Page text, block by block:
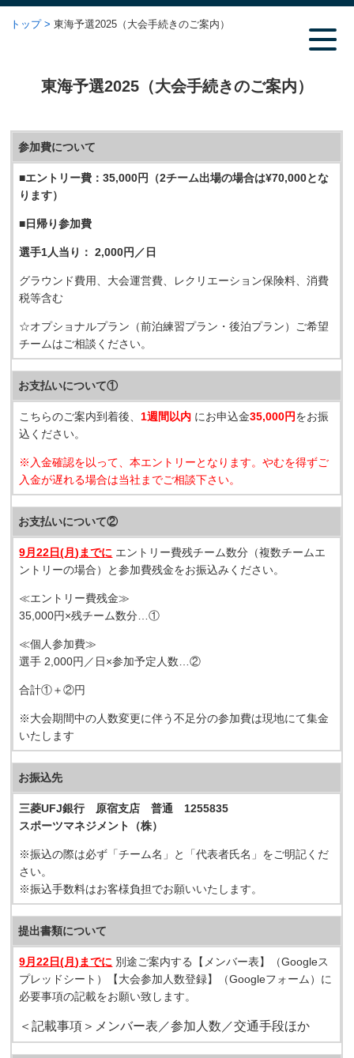
トップ 東海予選2025（大会手続きのご案内）
東海予選2025（大会手続きのご案内）
参加費について
■エントリー費：35,000円（2チーム出場の場合は¥70,000とな
ります）
■日帰り参加費
選手1人当り： 2,000円／日
グラウンド費用、大会運営費、レクリエーション保険料、消費
税等含む
☆オプショナルプラン（前泊練習プラン・後泊プラン）ご希望
チームはご相談ください。
お支払いについて①
こちらのご案内到着後、 1週間以内 にお申込金35,000円をお振
込ください。
※入金確認を以って、本エントリーとなります。やむを得ずご
入金が遅れる場合は当社までご相談下さい。
お支払いについて②
9月22日(月)までに エントリー費残チーム数分（複数チームエ
ントリーの場合）と参加費残金をお振込みください。
≪エントリー費残金≫
35,000円×残チーム数分…①
≪個人参加費≫
選手 2,000円／日×参加予定人数…②
合計①＋②円
※大会期間中の人数変更に伴う不足分の参加費は現地にて集金
いたします
お振込先
三菱UFJ銀行 原宿支店 普通 1255835
スポーツマネジメント（株）
※振込の際は必ず「チーム名」と「代表者氏名」をご明記くだ
さい。
※振込手数料はお客様負担でお願いいたします。
提出書類について
9月22日(月)までに 別途ご案内する【メンバー表】（Googleス
プレッドシート）【大会参加人数登録】（Googleフォーム）に
必要事項の記載をお願い致します。
＜記載事項＞メンバー表／参加人数／交通手段ほか